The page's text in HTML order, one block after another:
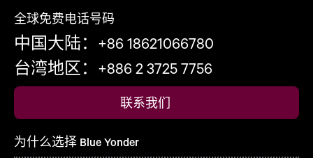
全球免费电话号码
中国大陆：+86 18621066780
台湾地区：+886 2 3725 7756
联系我们
为什么选择 Blue Yonder